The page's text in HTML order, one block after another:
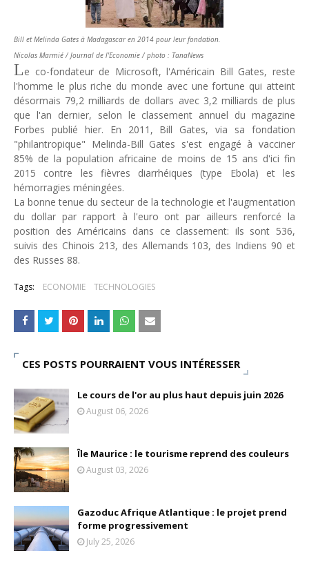
Unknown- Jul 13 2026
Intelligence artificielle : le "Sud global" joue sa partition
Unknown-Jul 06 2026
Chine : des investissements à l'étranger plus encadrés
Unknown-Jul 01 2026
Economie hôtelière : la connectivité comme levier
Unknown-Jun 27 2026
Pays du Golfe : nouveau paradigme, nouvelles priorités
Unknown -
Jun 22 2026
Neutralité carbone : les "Iles Vanille" poussent leurs pions
Unknown
Rendez-vous golfique : Mazagan joue sa carte
Unknown
- Jun 11 2026
Course à l'IA : Meta envisage une importante levée de fonds
Unknown-Jun 06 2026
Banques centrales : indépendantes jusqu'où ?
Unknown
Unknown-May 22 2026
Tsirisoa Edition-
May 13 2026
Tourisme : l'Afrique fait le pari du luxe et de la durabilité
Economie : quand le roi dollar grince
Unknown-Apr 26 2026
Unknown
Le cours de l'or au plus haut depuis juin 2026
Tsirisoa Edition -
Bill et Melinda Gates à Madagascar en 2014 pour leur fondation.
Nicolas Marmié / Journal de l'Economie / photo : TanaNews
Le co-fondateur de Microsoft, l'Américain Bill Gates, reste
l'homme le plus riche du monde avec une fortune qui atteint
désormais 79,2 milliards de dollars avec 3,2 milliards de plus
que l'an dernier, selon le classement annuel du magazine
Forbes publié hier. En 2011, Bill Gates, via sa fondation
"philantropique" Melinda-Bill Gates s'est engagé à vacciner
85% de la population africaine de moins de 15 ans d'ici fin
2015 contre les fièvres diarrhéiques (type Ebola) et les
hémorragies méningées.
La bonne tenue du secteur de la technologie et l'augmentation
du dollar par rapport à l'euro ont par ailleurs renforcé la
position des Américains dans ce classement: ils sont 536,
suivis des Chinois 213, des Allemands 103, des Indiens 90 et
des Russes 88.
Tags: ECONOMIE TECHNOLOGIES
CES POSTS POURRAIENT VOUS INTÉRESSER
Le cours de l'or au plus haut depuis juin 2026
August 06, 2026
Île Maurice : le tourisme reprend des couleurs
August 03, 2026
Gazoduc Afrique Atlantique : le projet prend
forme progressivement
July 25, 2026